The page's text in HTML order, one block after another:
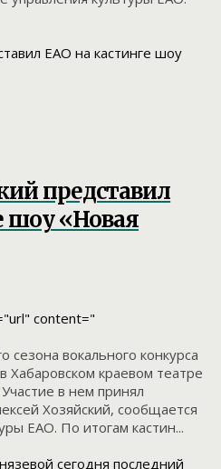
представил
шоу «Новая
content="
сезона вокального конкурса
Хабаровском краевом театре
в нем принял
Хозяйский, сообщается
ЕАО. По итогам кастин...